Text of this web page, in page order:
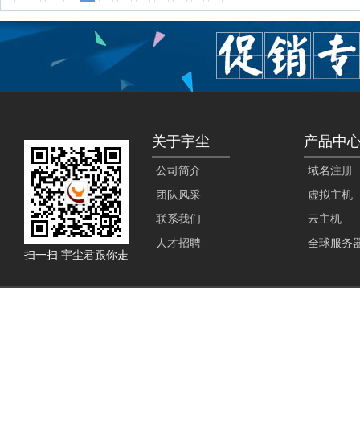
扫一扫 宇尘君跟你走
关于宇尘
公司简介
团队风采
联系我们
人才招聘
产品中
域名注册
虚拟主机
云主机
全球服务